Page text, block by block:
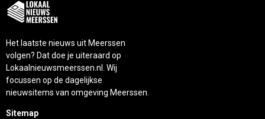
Het laatste nieuws uit Meerssen
volgen? Dat doe je uiteraard op
Lokaalnieuwsmeerssen.nl. Wij
focussen op de dagelijkse
nieuwsitems van omgeving Meerssen.
Sitemap